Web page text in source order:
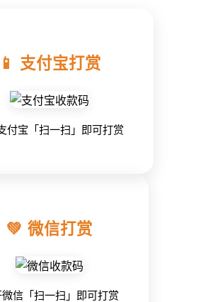
📱 支付宝打赏
付宝「扫一扫」即可打赏
💚 微信打赏
信「扫一扫」即可打赏